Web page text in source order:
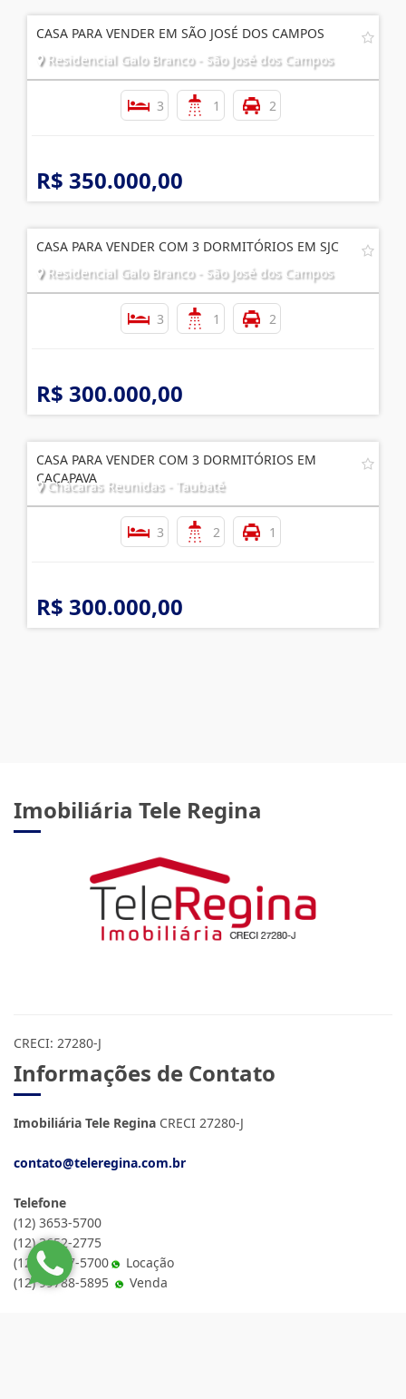
CASA PARA VENDER EM SÃO JOSÉ DOS CAMPOS
Residencial Galo Branco - São José dos Campos
3 1 2
R$ 350.000,00
CASA PARA VENDER COM 3 DORMITÓRIOS EM SJC
Residencial Galo Branco - São José dos Campos
3 1 2
R$ 300.000,00
CASA PARA VENDER COM 3 DORMITÓRIOS EM
CAÇAPAVA
Chácaras Reunidas - Taubaté
3 2 1
R$ 300.000,00
Imobiliária Tele Regina
CRECI: 27280-J
Informações de Contato
Imobiliária Tele Regina CRECI 27280-J
contato@teleregina.com.br
Telefone
(12) 3653-5700
(12) 3652-2775
(12) 98897-5700
Locação
(12) 99788-5895
Venda